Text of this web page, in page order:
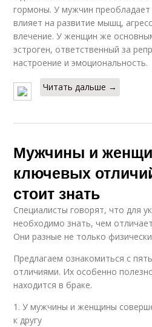
гормоны. У мужчин
влияет на развитие мышц,
влечение. У женщин же
эстроген, ответственный за
настроение и эмоциональность.
Читать дальше →
Мужчины и
ключевых
стоит знать
Специалисты говорят, что для
необходимо знать, чем
Они разные не только
Предлагаем ознакомиться с
отличиями. Их особенно
находится в браке.
1. У мужчины и женщины
к другу